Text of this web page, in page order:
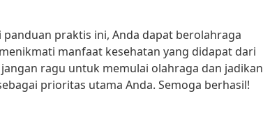
praktis ini, Anda dapat berolahraga
manfaat kesehatan yang didapat dari
ragu untuk memulai olahraga dan jadikan
prioritas utama Anda. Semoga berhasil!